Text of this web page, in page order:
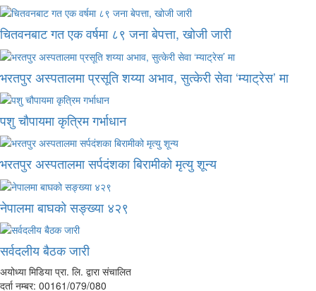
चितवनबाट गत एक वर्षमा ८९ जना बेपत्ता, खोजी जारी
भरतपुर अस्पतालमा प्रसूति शय्या अभाव, सुत्केरी सेवा ‘म्याट्रेस’ मा
पशु चौपायमा कृत्रिम गर्भाधान
भरतपुर अस्पतालमा सर्पदंशका बिरामीको मृत्यु शून्य
नेपालमा बाघको सङ्ख्या ४२९
सर्वदलीय बैठक जारी
अयोध्या मिडिया प्रा. लि. द्वारा संचालित
दर्ता नम्बर: 00161/079/080